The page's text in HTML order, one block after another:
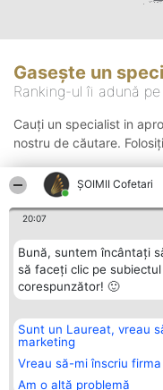
ȘOIMII Cofetari
20:07
Bună, suntem încântați
să faceți clic pe
corespunzător! 🙂
Sunt un Laureat, vreau
marketing
Vreau să-mi înscriu
Am o altă problemă
Gasește un
Ranking-ul îi adună
Cauți un specialist in
nostru de căutare.
Organizator Ranking
BRIGHT SOLUTIONS BR SRL
Aleea Timisul De Sus 2 Bl. A30
Sc. A Et. 4 Ap. 13 Cod 061952
București